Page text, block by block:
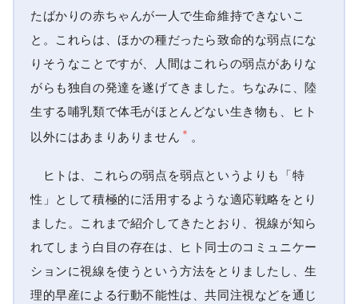
たばかりの赤ちゃんが一人で生命維持できないこ
と。これらは、ほかの種だったら致命的な弱点にな
りそうなことですが、人間はこれらの弱点がありな
がらも独自の発達を遂げてきました。ちなみに、陸
生する哺乳類で体毛がほとんどない生き物も、ヒト
以外にはあまりありません ＊ 。
ヒトは、これらの弱点を弱点というよりも「特
性」として積極的に活用するような適応戦略をとり
ました。これまで紹介してきたとおり、視線が知ら
れてしまう白目の存在は、ヒト同士のコミュニケー
ションに視線を使うという方法をとりましたし、生
理的早産による行動不能性は、共同注視などを通じ